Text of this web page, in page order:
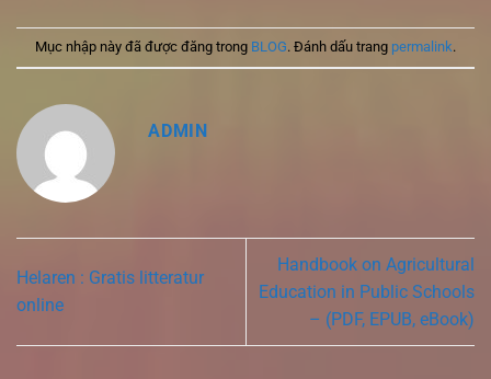
Mục nhập này đã được đăng trong BLOG. Đánh dấu trang permalink.
ADMIN
Helaren : Gratis litteratur
online
Handbook on Agricultural
Education in Public Schools
– (PDF, EPUB, eBook)